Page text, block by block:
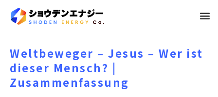
メ
Weltbeweger – Jesus – Wer ist
dieser Mensch? |
Zusammenfassung